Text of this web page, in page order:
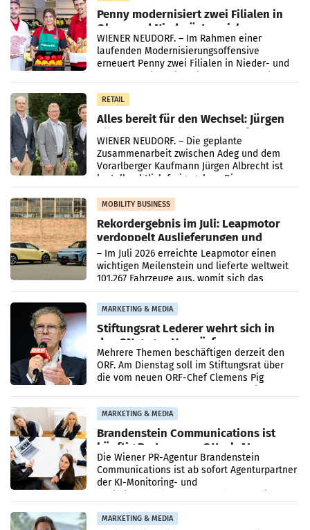
Penny modernisiert zwei Filialen in
Ober- und Niederösterreich
WIENER NEUDORF. – Im Rahmen einer
laufenden Modernisierungsoffensive
erneuert Penny zwei Filialen in Nieder- und
RETAIL
Alles bereit für den Wechsel: Jürgen
Albrecht setzt ab 1.1.2027 auf Adeg
WIENER NEUDORF. – Die geplante
Zusammenarbeit zwischen Adeg und dem
Vorarlberger Kaufmann Jürgen Albrecht ist
kartellrechtlich freigegeben: Die
Bundeswettbewerbsbehörde und der
Bundeskartellanwalt
MOBILITY BUSINESS
Rekordergebnis im Juli: Leapmotor
verdoppelt Auslieferungen und
überschreitet die 100.000er-Marke
– Im Juli 2026 erreichte Leapmotor einen
wichtigen Meilenstein und lieferte weltweit
101.267 Fahrzeuge aus, womit sich das
Ergebnis gegenüber Juli 2025 mehr als
verdoppelte (+102
MARKETING & MEDIA
Stiftungsrat Lederer wehrt sich in
den SN gegen Vorwürfe
Mehrere Themen beschäftigen derzeit den
ORF. Am Dienstag soll im Stiftungsrat über
die vom neuen ORF-Chef Clemens Pig
MARKETING & MEDIA
Brandenstein Communications ist
künftig Partner von OtterlyAI
Die Wiener PR-Agentur Brandenstein
Communications ist ab sofort Agenturpartner
der KI-Monitoring- und
MARKETING & MEDIA